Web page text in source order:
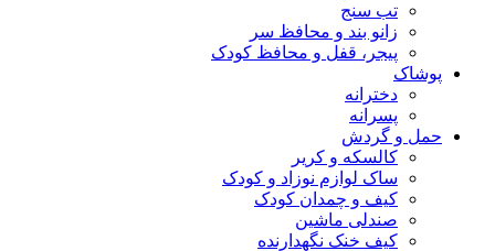
تب‌ سنج
زانو بند و محافظ سر
پیجر، قفل و محافظ کودک
پوشاک
دخترانه
پسرانه
حمل و گردش
کالسکه و کریر
ساک لوازم نوزاد و کودک
کیف و چمدان کودک
صندلی ماشین
کیف خنک نگهدارنده